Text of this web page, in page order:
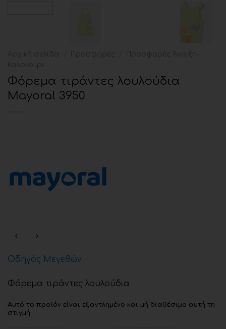
Φόρεμα τιράντες λουλούδια
Mayoral 3950
Οδηγός Μεγεθών
Φόρεμα τιράντες λουλούδια
Αυτό το προϊόν είναι εξαντλημένο και μή διαθέσιμο αυτή τη
στιγμή.